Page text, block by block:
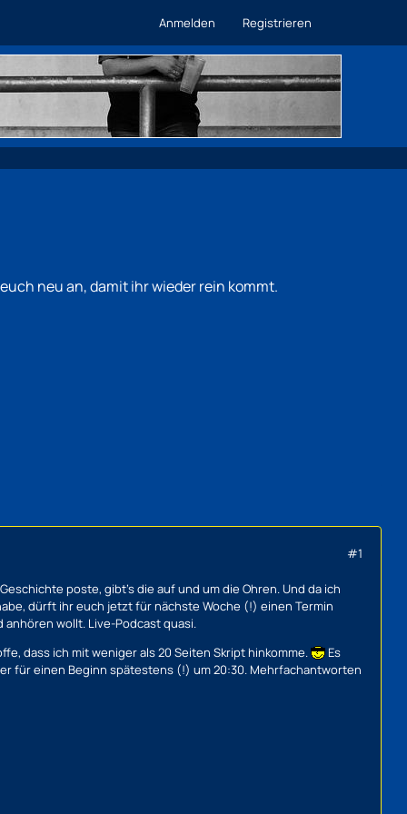
Anmelden Registrieren
neu an, damit ihr wieder rein kommt.
#1
poste, gibt's die auf und um die Ohren. Und da ich
dürft ihr euch jetzt für nächste Woche (!) einen Termin
anhören wollt. Live-Podcast quasi.
dass ich mit weniger als 20 Seiten Skript hinkomme.
Es
für einen Beginn spätestens (!) um 20:30. Mehrfachantworten